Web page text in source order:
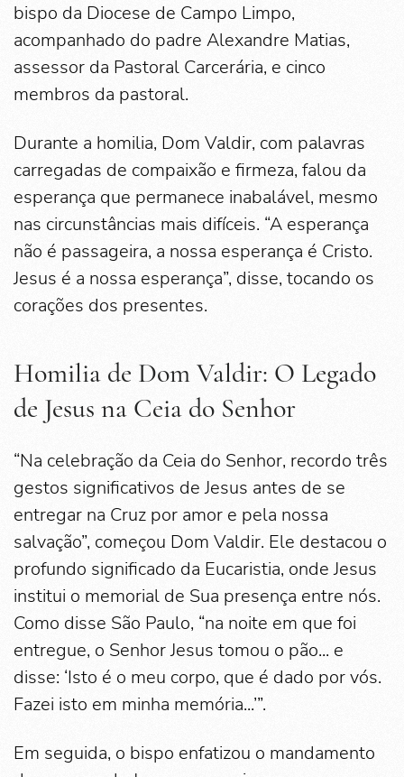
bispo da Diocese de Campo Limpo,
acompanhado do padre Alexandre Matias,
assessor da Pastoral Carcerária, e cinco
membros da pastoral.
Durante a homilia, Dom Valdir, com palavras
carregadas de compaixão e firmeza, falou da
esperança que permanece inabalável, mesmo
nas circunstâncias mais difíceis. “A esperança
não é passageira, a nossa esperança é Cristo.
Jesus é a nossa esperança”, disse, tocando os
corações dos presentes.
Homilia de Dom Valdir: O Legado
de Jesus na Ceia do Senhor
“Na celebração da Ceia do Senhor, recordo três
gestos significativos de Jesus antes de se
entregar na Cruz por amor e pela nossa
salvação”, começou Dom Valdir. Ele destacou o
profundo significado da Eucaristia, onde Jesus
institui o memorial de Sua presença entre nós.
Como disse São Paulo, “na noite em que foi
entregue, o Senhor Jesus tomou o pão... e
disse: ‘Isto é o meu corpo, que é dado por vós.
Fazei isto em minha memória...’”.
Em seguida, o bispo enfatizou o mandamento